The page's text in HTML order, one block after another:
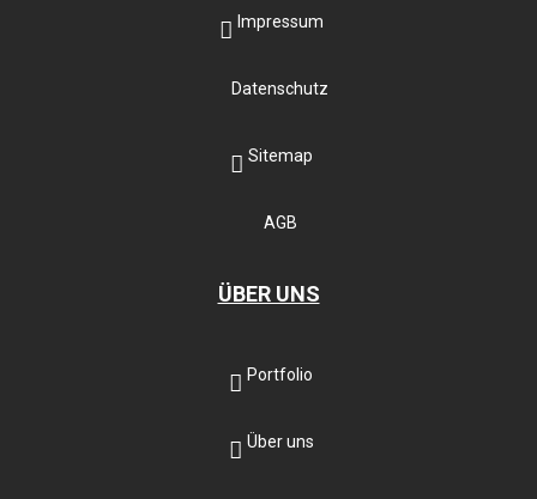
Impressum
Datenschutz
Sitemap
AGB
ÜBER UNS
Portfolio
Über uns